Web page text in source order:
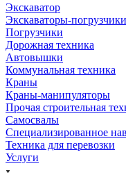
Экскаватор
Экскаваторы-погрузчики
Погрузчики
Дорожная техника
Автовышки
Коммунальная техника
Краны
Краны-манипуляторы
Прочая строительная
Самосвалы
Специализированное
Техника для перевозки
Услуги